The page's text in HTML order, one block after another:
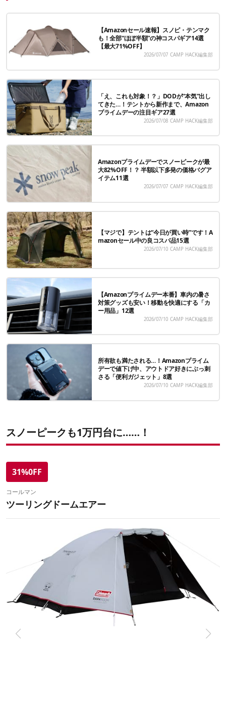
【Amazonセール速報】スノピ・テンマク
も！全部“ほぼ半額”の神コスパギア14選
【最大71%OFF】
2026/07/07 CAMP HACK編集部
「え、これも対象！？」DODが“本気”出し
てきた…！テントから新作まで、Amazon
プライムデーの注目ギア27選
2026/07/08 CAMP HACK編集部
Amazonプライムデーでスノーピークが最
大82%OFF！？ 半額以下多発の価格バグア
イテム11選
2026/07/07 CAMP HACK編集部
【マジで】テントは“今日が買い時”です！A
mazonセール中の良コスパ品15選
2026/07/10 CAMP HACK編集部
【Amazonプライムデー本番】車内の暑さ
対策グッズも安い！移動を快適にする「カ
ー用品」12選
2026/07/10 CAMP HACK編集部
所有欲も満たされる…！Amazonプライム
デーで値下げ中、アウトドア好きにぶっ刺
さる「便利ガジェット」8選
2026/07/10 CAMP HACK編集部
スノーピークも1万円台に……！
31%0FF
コールマン
ツーリングドームエアー